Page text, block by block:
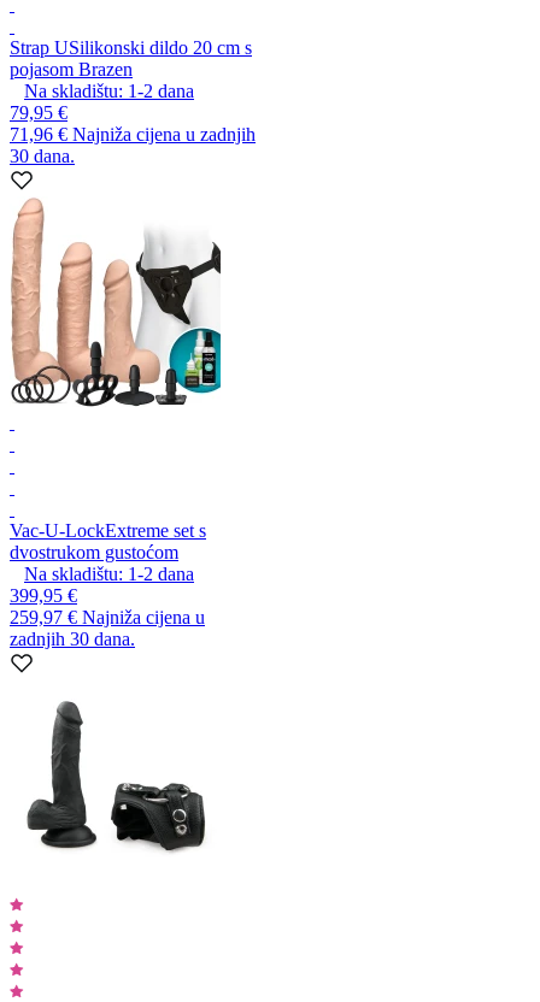
Strap USilikonski dildo 20 cm s
pojasom Brazen
Na skladištu: 1-2 dana
79,95 €
71,96 € Najniža cijena u zadnjih
30 dana.
Vac-U-LockExtreme set s
dvostrukom gustoćom
Na skladištu: 1-2 dana
399,95 €
259,97 € Najniža cijena u
zadnjih 30 dana.